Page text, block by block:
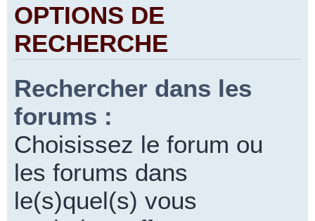
OPTIONS DE
RECHERCHE
Rechercher dans les
forums :
Choisissez le forum ou
les forums dans
le(s)quel(s) vous